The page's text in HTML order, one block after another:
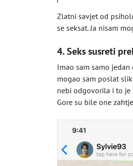
Zlatni savjet od
se seksat. Ja nisam
4. Seks susreti
Imao sam samo
mogao sam poslat
nebi odgovorila i to je
Gore su bile one